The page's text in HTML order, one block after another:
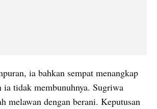
ia bahkan sempat menangkap
tidak membunuhnya. Sugriwa
melawan dengan berani. Keputusan